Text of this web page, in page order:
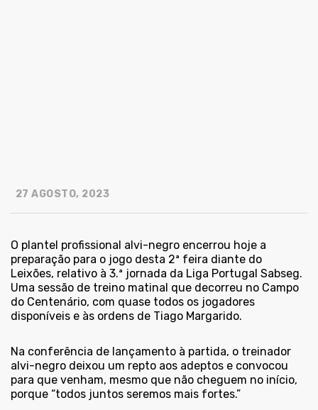
27 AGOSTO, 2023
O plantel profissional alvi-negro encerrou hoje a
preparação para o jogo desta 2ª feira diante do
Leixões, relativo à 3.ª jornada da Liga Portugal Sabseg.
Uma sessão de treino matinal que decorreu no Campo
do Centenário, com quase todos os jogadores
disponíveis e às ordens de Tiago Margarido.
Na conferência de lançamento à partida, o treinador
alvi-negro deixou um repto aos adeptos e convocou
para que venham, mesmo que não cheguem no início,
porque “todos juntos seremos mais fortes.”